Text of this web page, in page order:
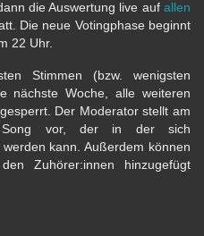
die Auswertung live auf allen
Die neue Votingphase beginnt
22 Uhr.
Stimmen (bzw. wenigsten
nächste Woche, alle weiteren
Der Moderator stellt am
Song vor, der in der sich
kann. Außerdem können
Zuhörer:innen hinzugefügt